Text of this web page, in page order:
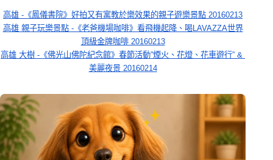
高雄 -《鳳儀書院》好拍又有寓教於樂效果的親子遊樂景點 20160213
高雄 親子玩樂景點 -《老爸機場咖啡》看飛機起降、喝LAVAZZA世界
頂級金牌咖啡 20160213
高雄 大樹 -《佛光山佛陀紀念館》春節活動”煙火、花燈、花車遊行” &
美麗夜景 20160214